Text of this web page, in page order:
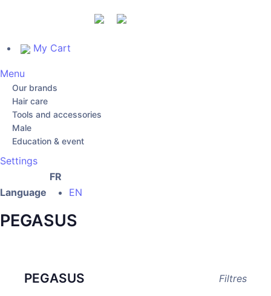
My Cart
Menu
Our brands
Hair care
Tools and accessories
Male
Education & event
Settings
Language
FR
EN
PEGASUS
PEGASUS Filtres